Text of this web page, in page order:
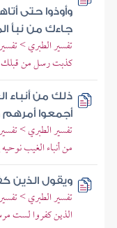
وأوذوا حتى
جاءك من نبأ
تفسير الطبري >
كذبت رسل من
ذلك من أنباء
أجمعوا
تفسير الطبري >
من أنباء الغيب
ويقول الذين
تفسير الطبري >
الذين كفروا لست